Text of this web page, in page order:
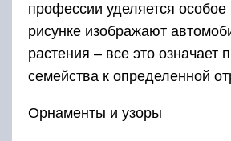
профессии уделяется
рисунке изображают
растения – все это означает
семейства к определенной
Орнаменты и узоры